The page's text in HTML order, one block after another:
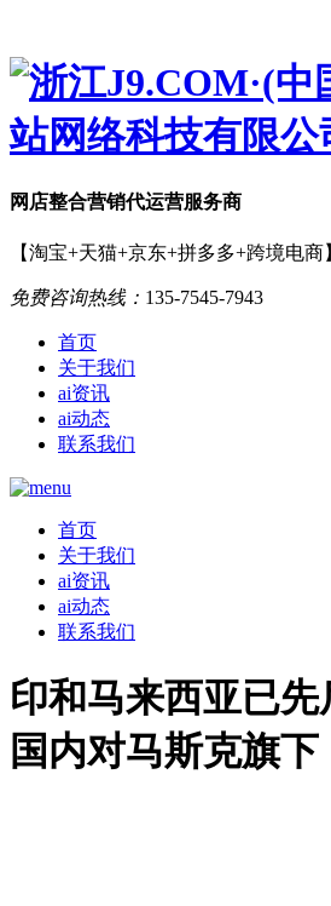
网店整合营销代运营服务商
【淘宝+天猫+京东+拼多多+跨境电商
免费咨询热线： 135-7545-7943
首页
关于我们
ai资讯
ai动态
联系我们
首页
关于我们
ai资讯
ai动态
联系我们
印和马来西亚已
国内对马斯克旗下